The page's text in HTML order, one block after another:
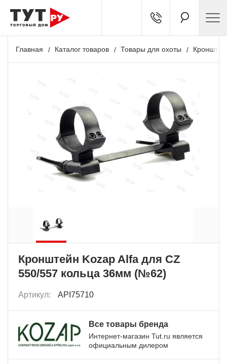
Главная Каталог товаров Товары для охоты
Кронштейн Kozap Alfa для CZ
550/557 кольца 36мм (№62)
Артикул: API75710
Все товары бренда
Интернет-магазин Tut.ru является
официальным дилером